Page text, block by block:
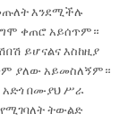
እንደሚችሉ
ቀጠሮ አይሰጥም።
ይሆናልና እስከዚያ
ያለው አይመስለኝም።
አድጎ በሙያህ ሥራ
ትውልድ